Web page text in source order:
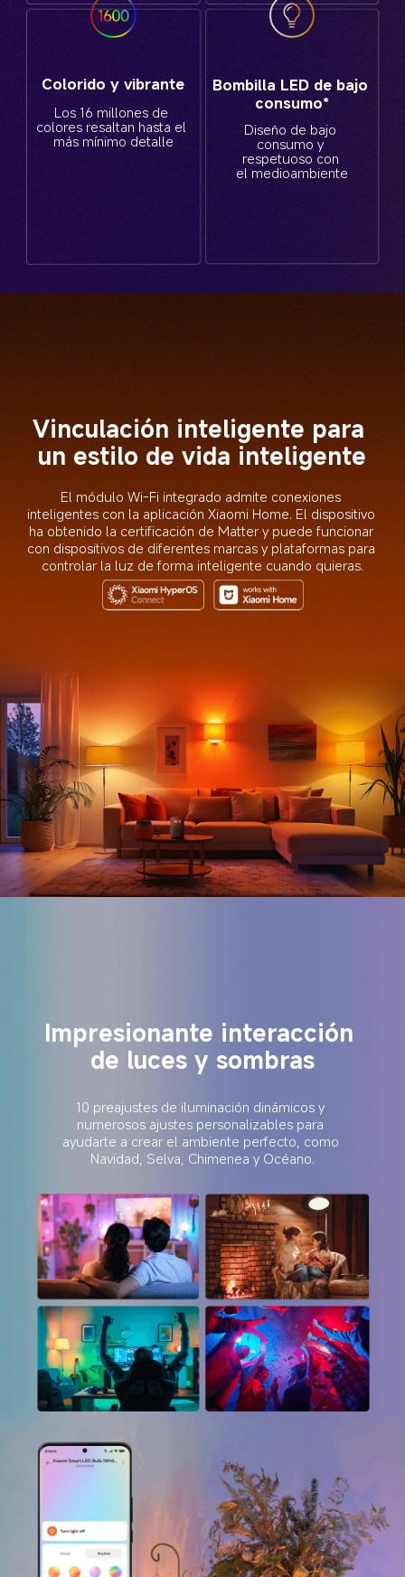
Colorido y vibrante
Los 16 millones de
colores resaltan hasta el
más mínimo detalle
Bombilla LED de bajo
consumo*
Diseño de bajo
consumo y
respetuoso con
el medioambiente
Vinculación inteligente para
un estilo de vida inteligente
El módulo Wi-Fi integrado admite conexiones
inteligentes con la aplicación Xiaomi Home. El dispositivo
ha obtenido la certificación de Matter y puede funcionar
con dispositivos de diferentes marcas y plataformas para
controlar la luz de forma inteligente cuando quieras.
Impresionante interacción
de luces y sombras
10 preajustes de iluminación dinámicos y
numerosos ajustes personalizables para
ayudarte a crear el ambiente perfecto, como
Navidad, Selva, Chimenea y Océano.